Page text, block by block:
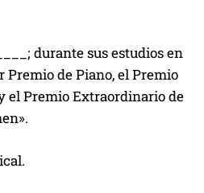
durante sus estudios en
Premio de Piano, el Premio
el Premio Extraordinario de